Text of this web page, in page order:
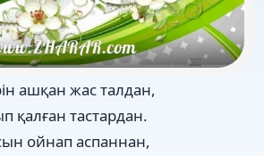
ашқан жас талдан,
қалған тастардан.
ойнап аспаннан,